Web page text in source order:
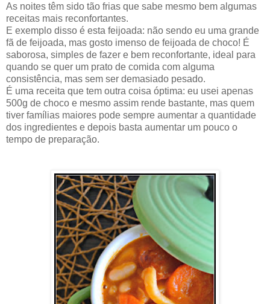
As noites têm sido tão frias que sabe mesmo bem algumas
receitas mais reconfortantes.
E exemplo disso é esta feijoada: não sendo eu uma grande
fã de feijoada, mas gosto imenso de feijoada de choco! É
saborosa, simples de fazer e bem reconfortante, ideal para
quando se quer um prato de comida com alguma
consistência, mas sem ser demasiado pesado.
É uma receita que tem outra coisa óptima: eu usei apenas
500g de choco e mesmo assim rende bastante, mas quem
tiver famílias maiores pode sempre aumentar a quantidade
dos ingredientes e depois basta aumentar um pouco o
tempo de preparação.